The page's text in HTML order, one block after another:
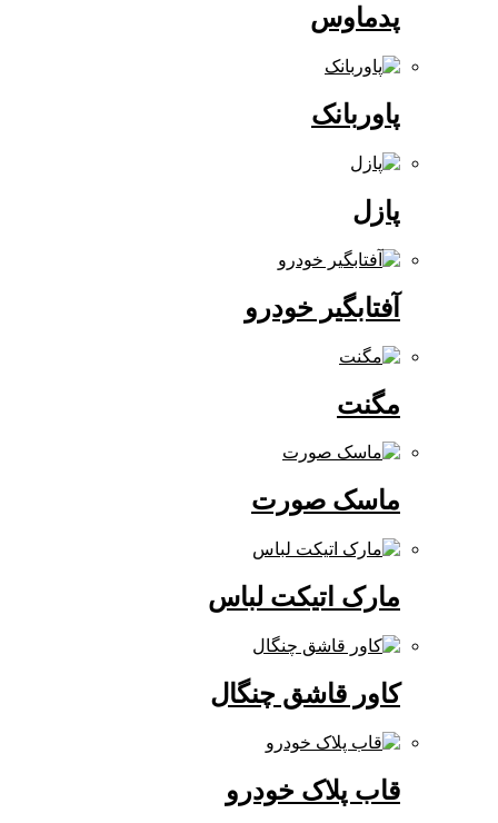
آفتابگیر خودرو
ماسک صورت
مارک اتیکت لباس
کاور قاشق چنگال
قاب پلاک خودرو